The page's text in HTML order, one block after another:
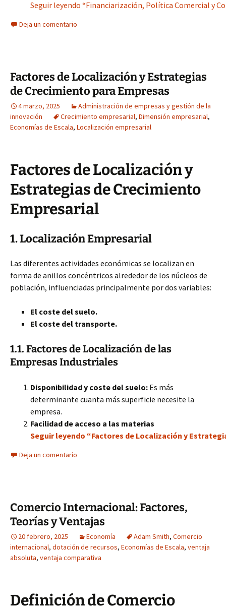
Seguir leyendo “Financiarización, Política Comercial y
Deja un comentario
Factores de Localización y Estrategias
de Crecimiento para Empresas
4 marzo, 2025
Administración de empresas y gestión de la
innovación
Crecimiento empresarial, Dimensión empresarial,
Economías de Escala, Localización empresarial
Factores de Localización y
Estrategias de Crecimiento
Empresarial
1. Localización Empresarial
Las diferentes actividades económicas se localizan en
forma de anillos concéntricos alrededor de los núcleos de
población, influenciadas principalmente por dos variables:
El coste del suelo.
El coste del transporte.
1.1. Factores de Localización de las
Empresas Industriales
Disponibilidad y coste del suelo: Es más
determinante cuanta más superficie necesite la
empresa.
Facilidad de acceso a las materias
Seguir leyendo “Factores de Localización y
Deja un comentario
Comercio Internacional: Factores,
Teorías y Ventajas
20 febrero, 2025 Economía Adam Smith, Comercio
internacional, dotación de recursos, Economías de Escala, ventaja
absoluta, ventaja comparativa
Definición de Comercio